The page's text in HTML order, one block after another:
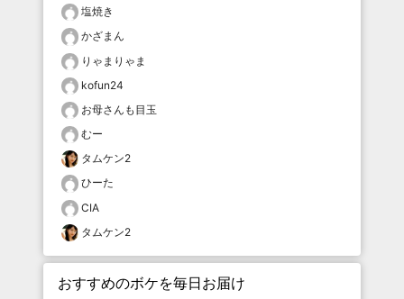
塩焼き
かざまん
りゃまりゃま
kofun24
お母さんも目玉
むー
タムケン2
ひーた
CIA
タムケン2
おすすめのボケを毎日お届け